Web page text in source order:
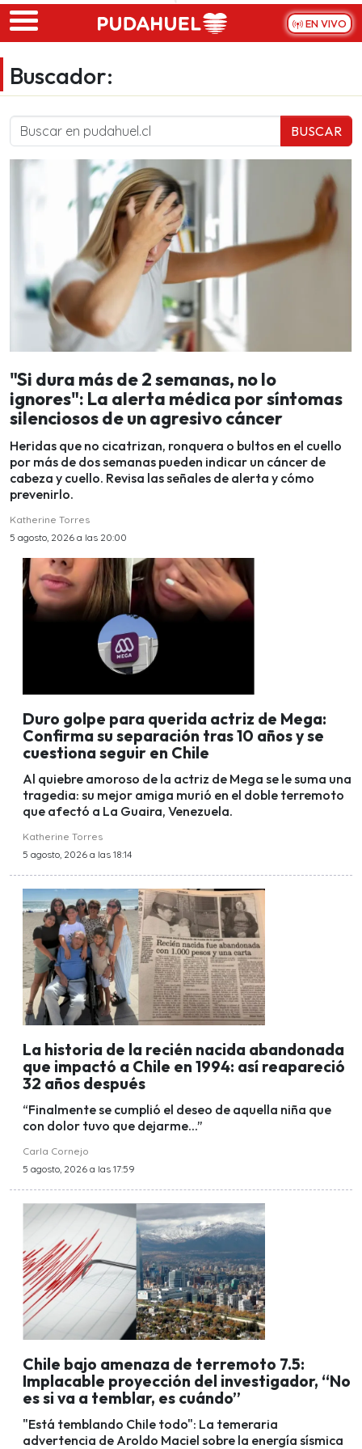
Skip to main content
EN VIVO
Buscador:
BUSCAR
"Si dura más de 2 semanas, no lo
ignores": La alerta médica por síntomas
silenciosos de un agresivo cáncer
Heridas que no cicatrizan, ronquera o bultos en el cuello
por más de dos semanas pueden indicar un cáncer de
cabeza y cuello. Revisa las señales de alerta y cómo
prevenirlo.
Katherine Torres
5 agosto, 2026 a las 20:00
Duro golpe para querida actriz de Mega:
Confirma su separación tras 10 años y se
cuestiona seguir en Chile
Al quiebre amoroso de la actriz de Mega se le suma una
tragedia: su mejor amiga murió en el doble terremoto
que afectó a La Guaira, Venezuela.
Katherine Torres
5 agosto, 2026 a las 18:14
La historia de la recién nacida abandonada
que impactó a Chile en 1994: así reapareció
32 años después
“Finalmente se cumplió el deseo de aquella niña que
con dolor tuvo que dejarme...”
Carla Cornejo
5 agosto, 2026 a las 17:59
Chile bajo amenaza de terremoto 7.5:
Implacable proyección del investigador, “No
es si va a temblar, es cuándo”
"Está temblando Chile todo": La temeraria
advertencia de Aroldo Maciel sobre la energía sísmica